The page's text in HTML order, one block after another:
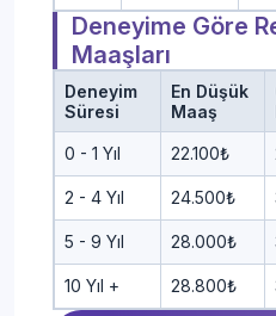
Deneyime Göre
Maaşları
Deneyim
Süresi
En Düşük
Maaş
0 - 1 Yıl 22.100₺
2 - 4 Yıl 24.500₺
5 - 9 Yıl 28.000₺
10 Yıl + 28.800₺